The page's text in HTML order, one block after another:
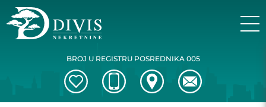
BROJ U REGISTRU POSREDNIKA 005